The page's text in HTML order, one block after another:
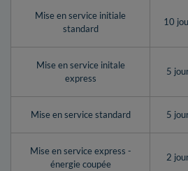
Mise en service initiale
standard
10
Mise en service initale
express
5
Mise en service standard 5
Mise en service express -
énergie coupée
2